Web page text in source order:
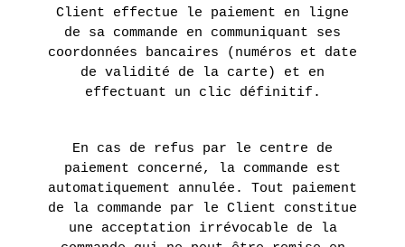
Client effectue le paiement en ligne
de sa commande en communiquant ses
coordonnées bancaires (numéros et date
de validité de la carte) et en
effectuant un clic définitif.
En cas de refus par le centre de
paiement concerné, la commande est
automatiquement annulée. Tout paiement
de la commande par le Client constitue
une acceptation irrévocable de la